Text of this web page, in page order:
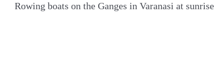
Rowing boats on the Ganges in Varanasi at sunrise